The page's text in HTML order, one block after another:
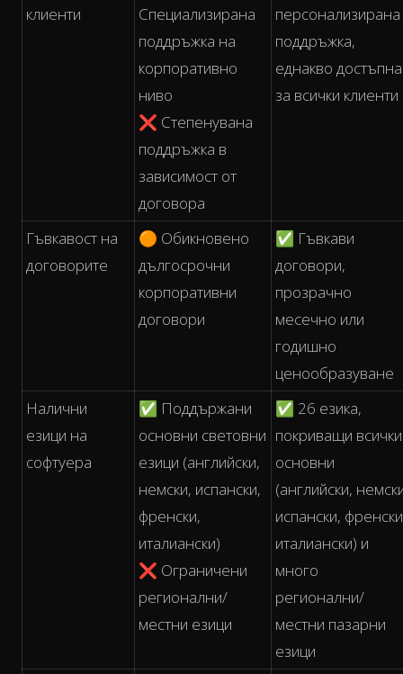
клиенти
Специализирана
поддръжка на
корпоративно
ниво
❌ Степенувана
поддръжка в
зависимост от
договора
персонализирана
поддръжка,
еднакво достъпна
за всички клиенти
Гъвкавост на
договорите
🟠 Обикновено
дългосрочни
корпоративни
договори
✅ Гъвкави
договори,
прозрачно
месечно или
годишно
ценообразуване
Налични
езици на
софтуера
✅ Поддържани
основни световни
езици (английски,
немски, испански,
френски,
италиански)
❌ Ограничени
регионални/
местни езици
✅ 26 езика,
покриващи всички
основни
(английски,
испански,
италиански) и
много
регионални/
местни пазарни
езици